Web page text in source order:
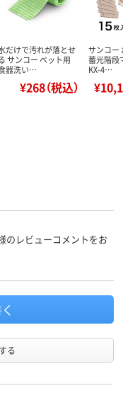
だけで汚れが落とせ
サンコー ペット用
器洗い…
¥268（税込）
サンコー
蓄光階段
KX-4…
のレビューコメントをお
る